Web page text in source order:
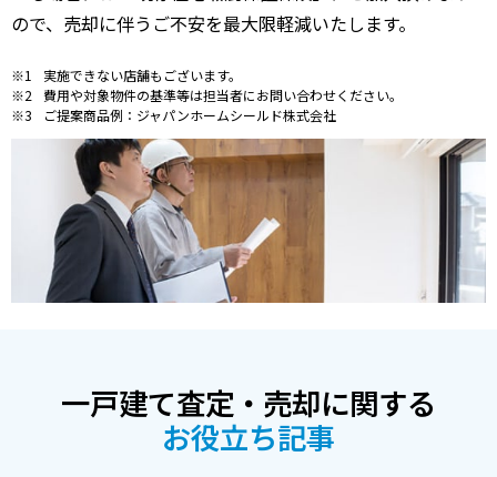
ので、売却に伴うご不安を最大限軽減いたします。
実施できない店舗もございます。
費用や対象物件の基準等は担当者にお問い合わせください。
ご提案商品例：ジャパンホームシールド株式会社
一戸建て査定・売却に関する
お役立ち記事